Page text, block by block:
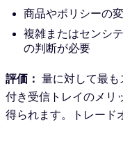
商品やポリシーの
複雑またはセンシ
の判断が必要
評価： 量に対して最も
付き受信トレイのメリ
得られます。トレード